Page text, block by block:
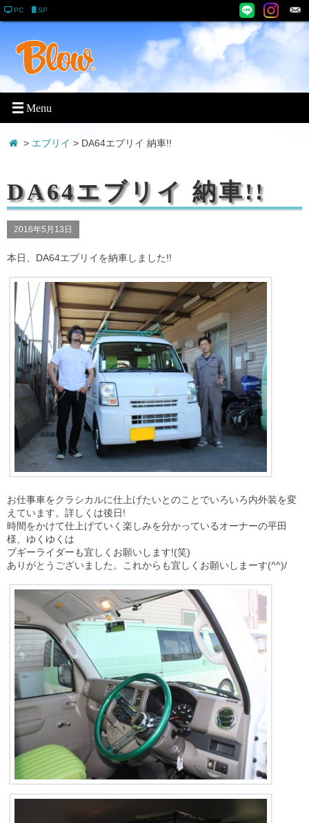
PC SP
> エブリイ > DA64エブリイ 納車!!
DA64エブリイ 納車!!
2016年5月13日
本日、DA64エブリイを納車しました!!
お仕事車をクラシカルに仕上げたいとのことでいろいろ内外装を変
えています。詳しくは後日!
時間をかけて仕上げていく楽しみを分かっているオーナーの平田
様、ゆくゆくは
ブギーライダーも宜しくお願いします!(笑)
ありがとうございました。これからも宜しくお願いしまーす(^^)/